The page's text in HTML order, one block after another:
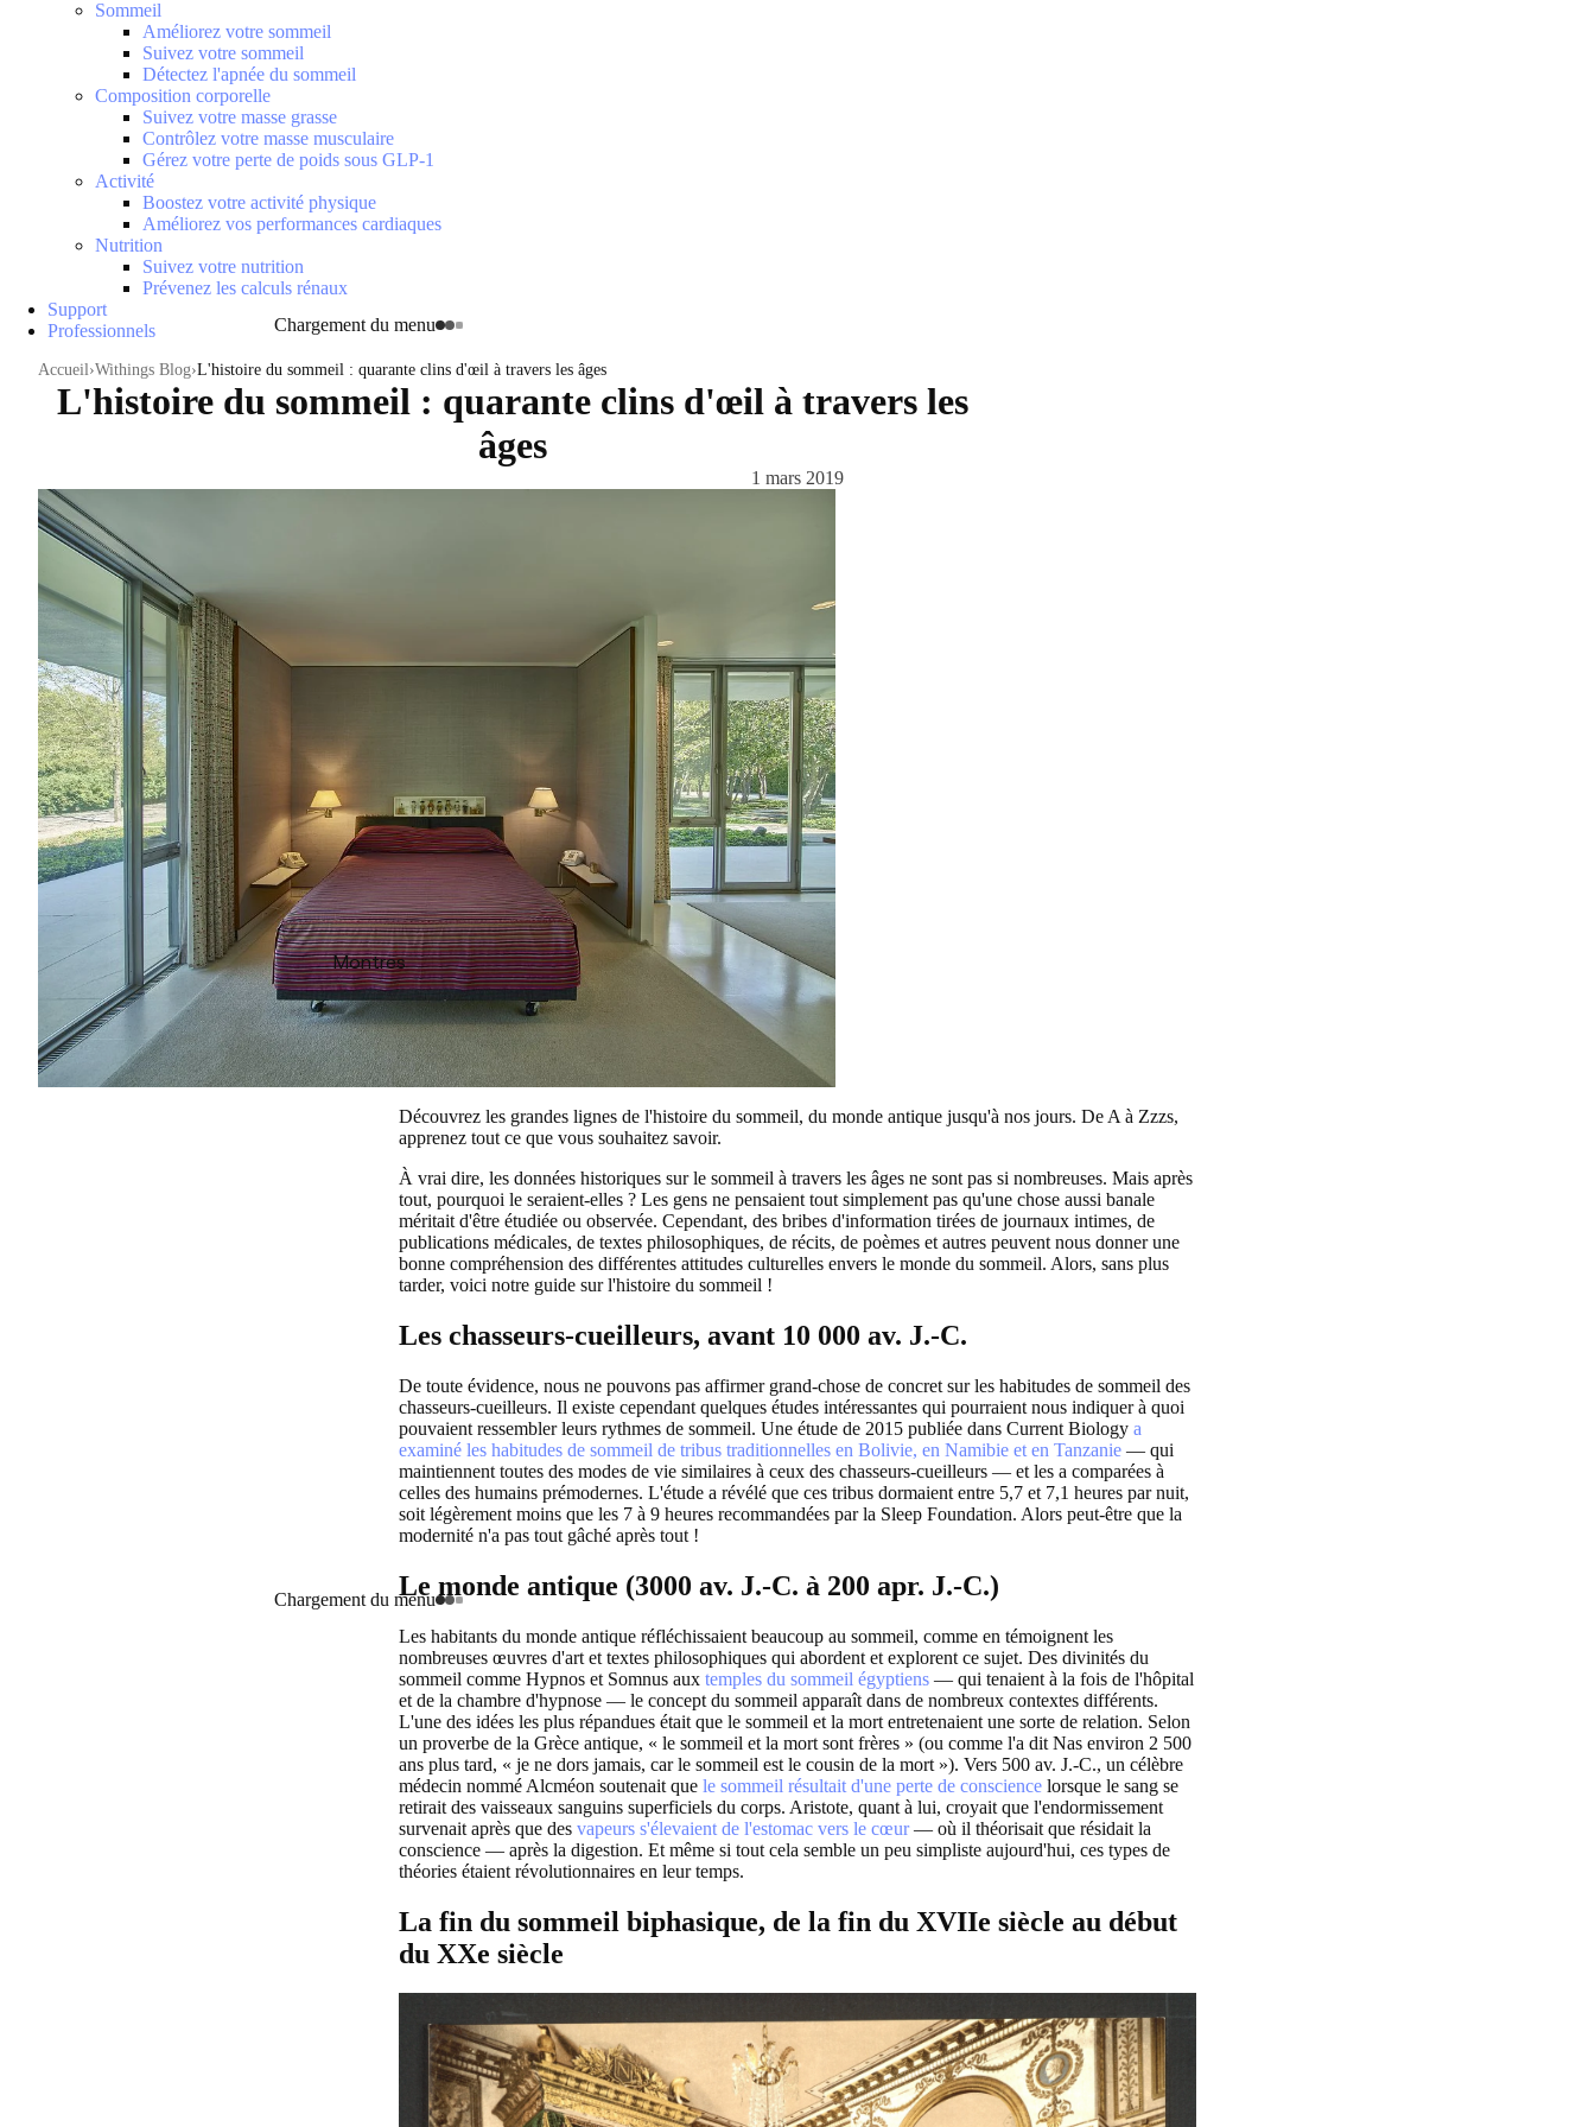
Chargement du menu
Montres
Chargement du menu
Sommeil
Améliorez votre sommeil
Suivez votre sommeil
Détectez l'apnée du sommeil
Composition corporelle
Suivez votre masse grasse
Contrôlez votre masse musculaire
Gérez votre perte de poids sous GLP-1
Activité
Boostez votre activité physique
Améliorez vos performances cardiaques
Nutrition
Suivez votre nutrition
Prévenez les calculs rénaux
Support
Professionnels
Accueil Withings Blog L'histoire du sommeil : quarante clins d'œil à travers les âges
L'histoire du sommeil : quarante clins d'œil à travers les
âges
1 mars 2019
Découvrez les grandes lignes de l'histoire du sommeil, du monde antique jusqu'à nos jours. De A à Zzzs,
apprenez tout ce que vous souhaitez savoir.
À vrai dire, les données historiques sur le sommeil à travers les âges ne sont pas si nombreuses. Mais après
tout, pourquoi le seraient-elles ? Les gens ne pensaient tout simplement pas qu'une chose aussi banale
méritait d'être étudiée ou observée. Cependant, des bribes d'information tirées de journaux intimes, de
publications médicales, de textes philosophiques, de récits, de poèmes et autres peuvent nous donner une
bonne compréhension des différentes attitudes culturelles envers le monde du sommeil. Alors, sans plus
tarder, voici notre guide sur l'histoire du sommeil !
Les chasseurs-cueilleurs, avant 10 000 av. J.-C.
De toute évidence, nous ne pouvons pas affirmer grand-chose de concret sur les habitudes de sommeil des
chasseurs-cueilleurs. Il existe cependant quelques études intéressantes qui pourraient nous indiquer à quoi
pouvaient ressembler leurs rythmes de sommeil. Une étude de 2015 publiée dans Current Biology a
examiné les habitudes de sommeil de tribus traditionnelles en Bolivie, en Namibie et en Tanzanie — qui
maintiennent toutes des modes de vie similaires à ceux des chasseurs-cueilleurs — et les a comparées à
celles des humains prémodernes. L'étude a révélé que ces tribus dormaient entre 5,7 et 7,1 heures par nuit,
soit légèrement moins que les 7 à 9 heures recommandées par la Sleep Foundation. Alors peut-être que la
modernité n'a pas tout gâché après tout !
Le monde antique (3000 av. J.-C. à 200 apr. J.-C.)
Les habitants du monde antique réfléchissaient beaucoup au sommeil, comme en témoignent les
nombreuses œuvres d'art et textes philosophiques qui abordent et explorent ce sujet. Des divinités du
sommeil comme Hypnos et Somnus aux temples du sommeil égyptiens — qui tenaient à la fois de l'hôpital
et de la chambre d'hypnose — le concept du sommeil apparaît dans de nombreux contextes différents.
L'une des idées les plus répandues était que le sommeil et la mort entretenaient une sorte de relation. Selon
un proverbe de la Grèce antique, « le sommeil et la mort sont frères » (ou comme l'a dit Nas environ 2 500
ans plus tard, « je ne dors jamais, car le sommeil est le cousin de la mort »). Vers 500 av. J.-C., un célèbre
médecin nommé Alcméon soutenait que le sommeil résultait d'une perte de conscience lorsque le sang se
retirait des vaisseaux sanguins superficiels du corps. Aristote, quant à lui, croyait que l'endormissement
survenait après que des vapeurs s'élevaient de l'estomac vers le cœur— où il théorisait que résidait la
conscience — après la digestion. Et même si tout cela semble un peu simpliste aujourd'hui, ces types de
théories étaient révolutionnaires en leur temps.
La fin du sommeil biphasique, de la fin du XVIIe siècle au début
du XXe siècle